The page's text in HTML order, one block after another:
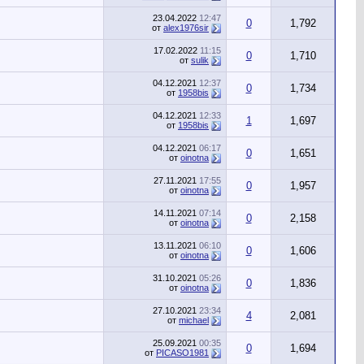
23.04.2022 12:47
от alex1976sir 0 1,792
17.02.2022 11:15
от sulik 0 1,710
04.12.2021 12:37
от 1958bis 0 1,734
04.12.2021 12:33
от 1958bis 1 1,697
04.12.2021 06:17
от oinotna 0 1,651
27.11.2021 17:55
от oinotna 0 1,957
14.11.2021 07:14
от oinotna 0 2,158
13.11.2021 06:10
от oinotna 0 1,606
31.10.2021 05:26
от oinotna 0 1,836
27.10.2021 23:34
от michael 4 2,081
25.09.2021 00:35
от PICASO1981 0 1,694